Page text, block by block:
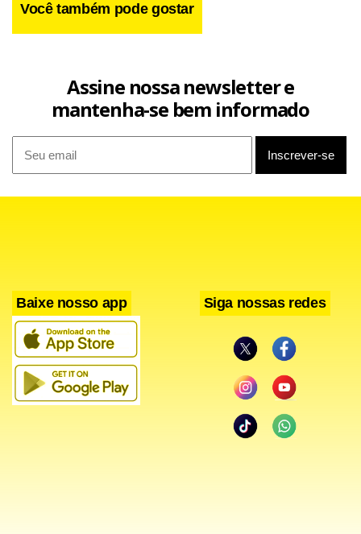
Questionado pelos policiais, o suspeito afirmou que o
aparelho estava com problemas e que não conseguia
carregar a bateria. No entanto, ao consultar os sistemas de
segurança, a equipe descobriu que havia um mandado de
Você também pode gostar
Assine nossa newsletter e
mantenha-se bem informado
Baixe nosso app Siga nossas redes